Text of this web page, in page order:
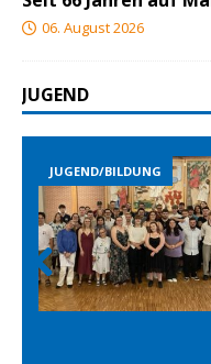
06. August 2026
JUGEND
JUGEND/BILDUNG
Prev
ious